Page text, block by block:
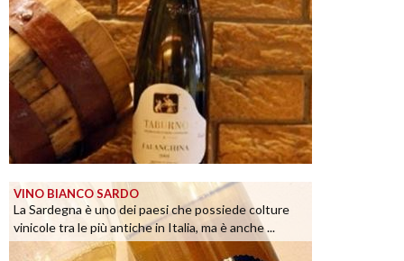
VINO BIANCO SARDO
La Sardegna è uno dei paesi che possiede colture
vinicole tra le più antiche in Italia, ma è anche ...